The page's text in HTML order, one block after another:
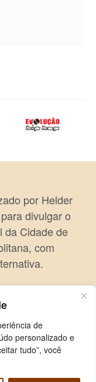
de
personalizado e
tudo”, você
por Helder
divulgar o
da Cidade de
com